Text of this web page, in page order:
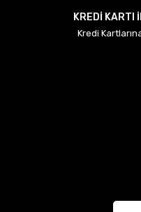
KREDİ KARTI
Kredi